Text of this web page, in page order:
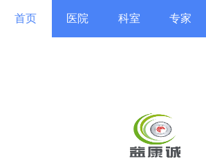
首页 医院 科室 专家